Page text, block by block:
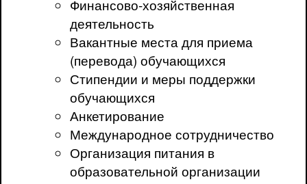
Финансово-хозяйственная
деятельность
Вакантные места для приема
(перевода) обучающихся
Стипендии и меры поддержки
обучающихся
Анкетирование
Международное сотрудничество
Организация питания в
образовательной организации